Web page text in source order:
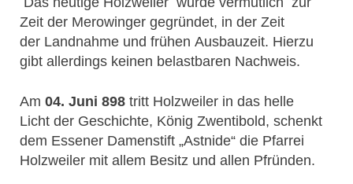
Zeit der Merowinger gegründet, in der Zeit
der Landnahme und frühen Ausbauzeit. Hierzu
gibt allerdings keinen belastbaren Nachweis.
Am 04. Juni 898 tritt Holzweiler in das helle
Licht der Geschichte, König Zwentibold, schenkt
dem Essener Damenstift „Astnide“ die Pfarrei
Holzweiler mit allem Besitz und allen Pfründen.